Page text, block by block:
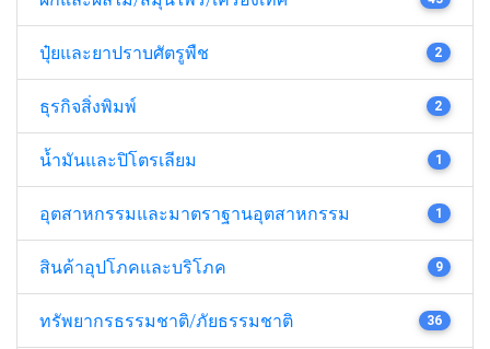
ปุ๋ยและยาปราบศัตรูพืช 2
ธุรกิจสิ่งพิมพ์ 2
น้ำมันและปิโตรเลียม 1
อุตสาหกรรมและมาตราฐานอุตสาหกรรม 1
สินค้าอุปโภคและบริโภค 9
ทรัพยากรธรรมชาติ/ภัยธรรมชาติ 36